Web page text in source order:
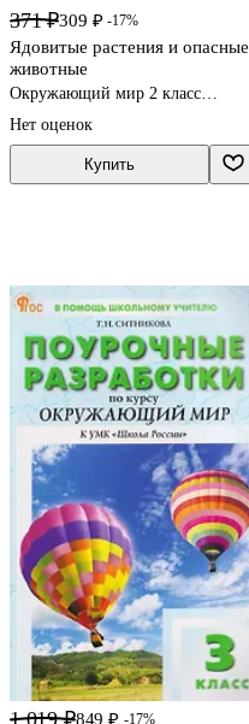
371 ₽309 ₽ -17%
Ядовитые растения и опасные
животные
Окружающий мир 2 класс
Нет оценок
Купить
849 ₽ -17%